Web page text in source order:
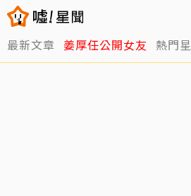
最新文章 姜厚任公開女友 熱門